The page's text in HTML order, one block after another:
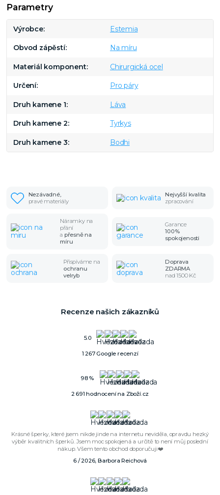
Parametry
Výrobce Estemia
Obvod zápěstí Na míru
Materiál komponent Chirurgická ocel
Určení Pro páry
Druh kamene 1 Láva
Druh kamene 2 Tyrkys
Druh kamene 3 Bodhi
Nezávadné,
pravé materiály
Nejvyšší kvalita
zpracování
Náramky na
přání
a přesně na
míru
Garance
100%
spokojenosti
Přispíváme na
ochranu
velryb
Doprava
ZDARMA
nad 1500 Kč
Recenze našich zákazníků
5.0
1 267 Google recenzí
98 %
2 691 hodnocení na Zboží.cz
Krásné šperky, které jsem nikde jinde na internetu neviděla, opravdu hezký
výběr kvalitních šperků. Jsem moc spokojená a určitě to není můj poslední
nákup. Všem tento obchod doporučuji❤️
6 / 2026, Barbora Reichová